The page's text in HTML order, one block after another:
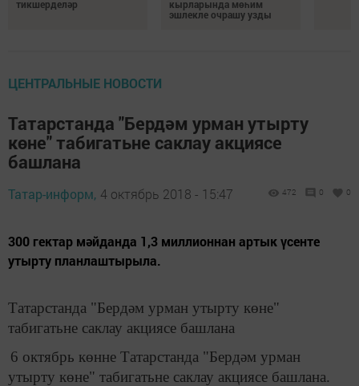
тикшерделәр
кырларында мөһим
эшлекле очрашу узды
ЦЕНТРАЛЬНЫЕ НОВОСТИ
Татарстанда "Бердәм урман утырту
көне" табигатьне саклау акциясе
башлана
Татар-информ, 4 октябрь 2018 - 15:47 472 0 0
300 гектар мәйданда 1,3 миллионнан артык үсенте
утырту планлаштырыла.
Татарстанда "Бердәм урман утырту көне"
табигатьне саклау акциясе башлана
6 октябрь көнне Татарстанда "Бердәм урман
утырту көне" табигатьне саклау акциясе башлана.